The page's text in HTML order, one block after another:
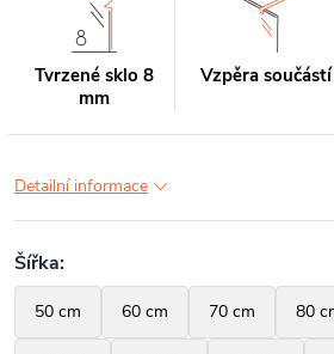
Tvrzené sklo 8
mm
Vzpěra součástí
Detailní informace